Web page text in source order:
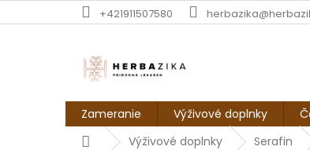
na
+421911507580
Zameranie Výživové doplnky
DomovVýživové doplnky Serafin